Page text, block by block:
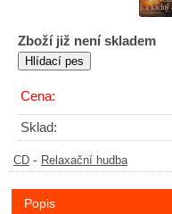
Zboží již není skladem
Cena:
Sklad:
CD - Relaxační hudba
Popis